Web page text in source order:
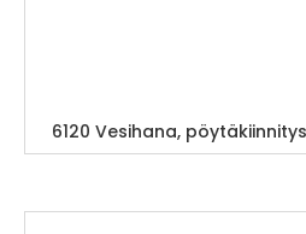
6120 Vesihana,